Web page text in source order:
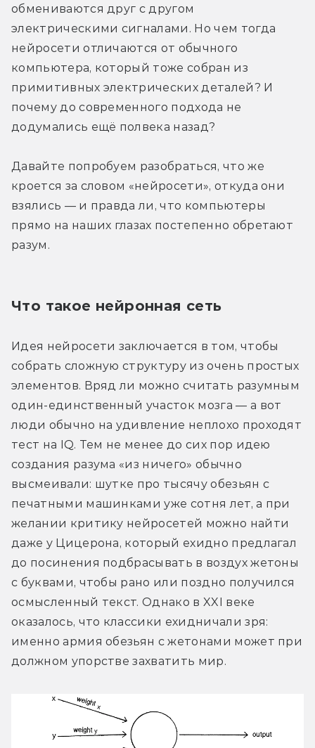
обмениваются друг с другом
электрическими сигналами. Но чем тогда
нейросети отличаются от обычного
компьютера, который тоже собран из
примитивных электрических деталей? И
почему до современного подхода не
додумались ещё полвека назад?
Давайте попробуем разобраться, что же
кроется за словом «нейросети», откуда они
взялись — и правда ли, что компьютеры
прямо на наших глазах постепенно обретают
разум.
Что такое нейронная сеть
Идея нейросети заключается в том, чтобы
собрать сложную структуру из очень простых
элементов. Вряд ли можно считать разумным
один-единственный участок мозга — а вот
люди обычно на удивление неплохо проходят
тест на IQ. Тем не менее до сих пор идею
создания разума «из ничего» обычно
высмеивали: шутке про тысячу обезьян с
печатными машинками уже сотня лет, а при
желании критику нейросетей можно найти
даже у Цицерона, который ехидно предлагал
до посинения подбрасывать в воздух жетоны
с буквами, чтобы рано или поздно получился
осмысленный текст. Однако в XXI веке
оказалось, что классики ехидничали зря:
именно армия обезьян с жетонами может при
должном упорстве захватить мир.